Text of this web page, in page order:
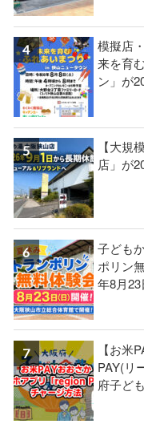
模擬店
来を育
ン」が
【大規
店」が
子ども
ポリン
年8月23
【お米
PAY(リ
府子ど